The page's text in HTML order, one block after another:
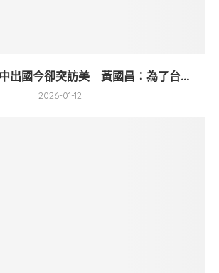
出國今卻突訪美 黃國昌：為了台...
2026-01-12